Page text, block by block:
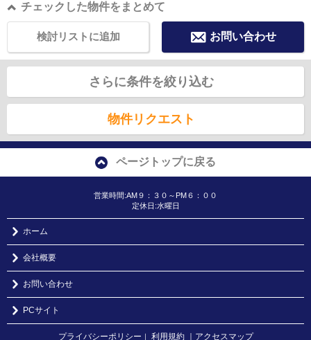
チェックした物件をまとめて
お問い合わせ
検討リストに追加
さらに条件を絞り込む
物件リクエスト
ページトップに戻る
営業時間:AM９：３０～PM６：００
定休日:水曜日
ホーム
会社概要
お問い合わせ
PCサイト
プライバシーポリシー ｜ 利用規約 ｜アクセスマップ